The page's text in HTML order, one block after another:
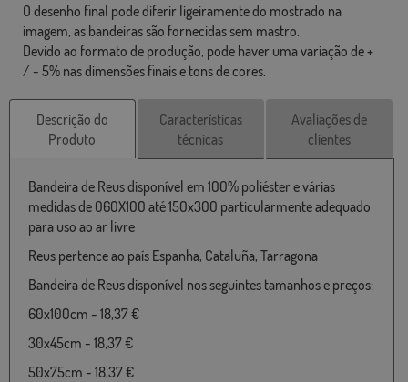
O desenho final pode diferir ligeiramente do mostrado na
imagem, as bandeiras são fornecidas sem mastro.
Devido ao formato de produção, pode haver uma variação de +
/ - 5% nas dimensões finais e tons de cores.
Descrição do
Produto
Características
técnicas
Avaliações de
clientes
Bandeira de Reus disponível em 100% poliéster e várias
medidas de 060X100 até 150x300 particularmente adequado
para uso ao ar livre
Reus pertence ao país Espanha, Cataluña, Tarragona
Bandeira de Reus disponível nos seguintes tamanhos e preços:
60x100cm - 18,37 €
30x45cm - 18,37 €
50x75cm - 18,37 €